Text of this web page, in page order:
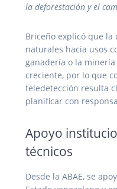
la deforestación y el
Briceño explicó que la
naturales hacia usos
ganadería o la
creciente, por lo que
teledetección resulta
planificar con
Apoyo
técnicos
Desde la ABAE, se